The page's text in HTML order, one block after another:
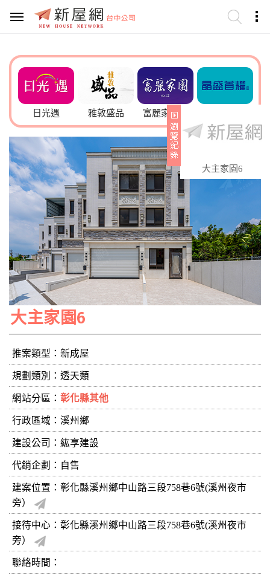
大主家園6
日光遇 雅敦盛品 富麗家園12
大主家園6
推案類型：新成屋
規劃類別：透天類
網站分區： 彰化縣其他
行政區域：溪州鄉
建設公司： 紘享建設
代銷企劃：自售
建案位置：彰化縣溪州鄉中山路三段758巷6號(溪州夜市
旁）
接待中心：彰化縣溪州鄉中山路三段758巷6號(溪州夜市
旁）
聯絡時間：